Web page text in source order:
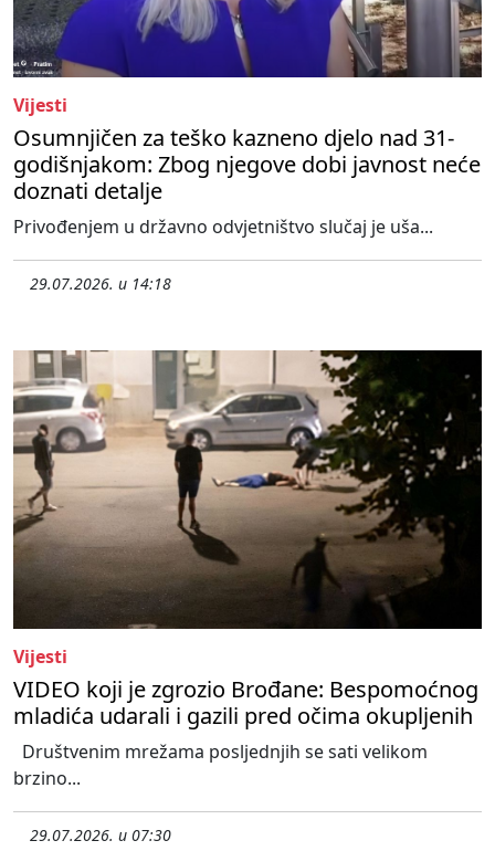
Vijesti
Osumnjičen za teško kazneno djelo nad 31-
godišnjakom: Zbog njegove dobi javnost neće
doznati detalje
Privođenjem u državno odvjetništvo slučaj je uša...
29.07.2026. u 14:18
Vijesti
VIDEO koji je zgrozio Brođane: Bespomoćnog
mladića udarali i gazili pred očima okupljenih
Društvenim mrežama posljednjih se sati velikom
brzino...
29.07.2026. u 07:30